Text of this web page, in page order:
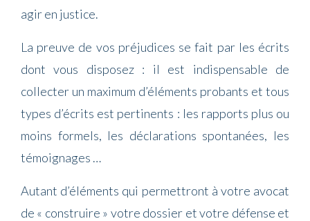
agir en justice.
La preuve de vos préjudices se fait par les écrits
dont vous disposez : il est indispensable de
collecter un maximum d’éléments probants et tous
types d’écrits est pertinents : les rapports plus ou
moins formels, les déclarations spontanées, les
témoignages …
Autant d’éléments qui permettront à votre avocat
de « construire » votre dossier et votre défense et